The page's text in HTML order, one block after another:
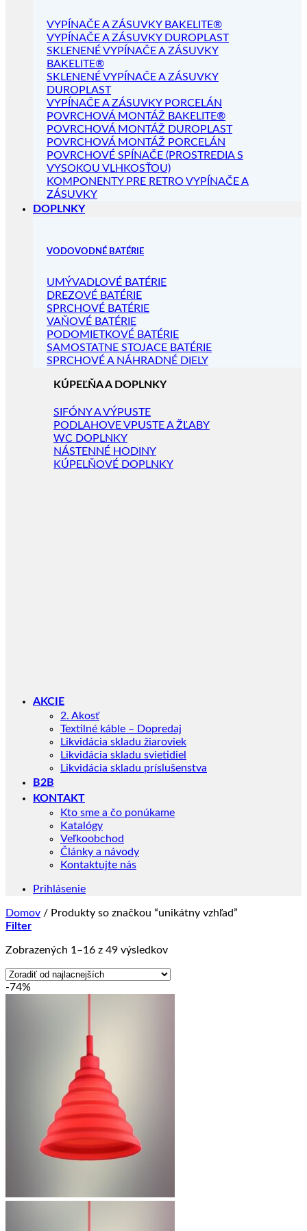
VYPÍNAČE A ZÁSUVKY BAKELITE®
VYPÍNAČE A ZÁSUVKY DUROPLAST
SKLENENÉ VYPÍNAČE A ZÁSUVKY
BAKELITE®
SKLENENÉ VYPÍNAČE A ZÁSUVKY
DUROPLAST
VYPÍNAČE A ZÁSUVKY PORCELÁN
POVRCHOVÁ MONTÁŽ BAKELITE®
POVRCHOVÁ MONTÁŽ DUROPLAST
POVRCHOVÁ MONTÁŽ PORCELÁN
POVRCHOVÉ SPÍNAČE (PROSTREDIA S
VYSOKOU VLHKOSŤOU)
KOMPONENTY PRE RETRO VYPÍNAČE A
ZÁSUVKY
DOPLNKY
VODOVODNÉ BATÉRIE
UMÝVADLOVÉ BATÉRIE
DREZOVÉ BATÉRIE
SPRCHOVÉ BATÉRIE
VAŇOVÉ BATÉRIE
PODOMIETKOVÉ BATÉRIE
SAMOSTATNE STOJACE BATÉRIE
SPRCHOVÉ A NÁHRADNÉ DIELY
KÚPEĽŇA A DOPLNKY
SIFÓNY A VÝPUSTE
PODLAHOVE VPUSTE A ŽĽABY
WC DOPLNKY
NÁSTENNÉ HODINY
KÚPELŇOVÉ DOPLNKY
AKCIE
2. Akosť
Textilné káble – Dopredaj
Likvidácia skladu žiaroviek
Likvidácia skladu svietidiel
Likvidácia skladu príslušenstva
B2B
KONTAKT
Kto sme a čo ponúkame
Katalógy
Veľkoobchod
Články a návody
Kontaktujte nás
Prihlásenie
Domov / Produkty so značkou “unikátny vzhľad”
Filter
Zobrazených 1–16 z 49 výsledkovZoradené
ceny:
-74%